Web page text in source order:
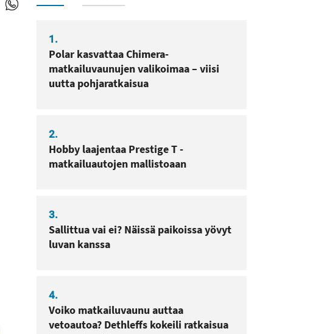
Jaa
1.
Polar kasvattaa Chimera-
matkailuvaunujen valikoimaa – viisi
uutta pohjaratkaisua
2.
Hobby laajentaa Prestige T -
matkailuautojen mallistoaan
3.
Sallittua vai ei? Näissä paikoissa yövyt
luvan kanssa
4.
Voiko matkailuvaunu auttaa
vetoautoa? Dethleffs kokeili ratkaisua